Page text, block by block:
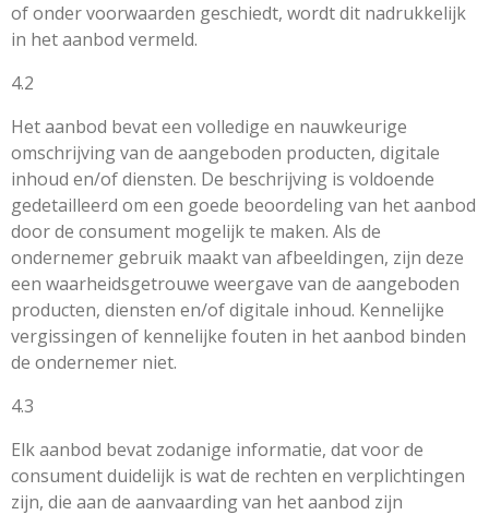
of onder voorwaarden geschiedt, wordt dit nadrukkelijk
in het aanbod vermeld.
4.2
Het aanbod bevat een volledige en nauwkeurige
omschrijving van de aangeboden producten, digitale
inhoud en/of diensten. De beschrijving is voldoende
gedetailleerd om een goede beoordeling van het aanbod
door de consument mogelijk te maken. Als de
ondernemer gebruik maakt van afbeeldingen, zijn deze
een waarheidsgetrouwe weergave van de aangeboden
producten, diensten en/of digitale inhoud. Kennelijke
vergissingen of kennelijke fouten in het aanbod binden
de ondernemer niet.
4.3
Elk aanbod bevat zodanige informatie, dat voor de
consument duidelijk is wat de rechten en verplichtingen
zijn, die aan de aanvaarding van het aanbod zijn